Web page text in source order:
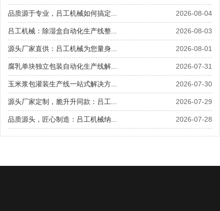
2026-08-04
品质源于专业，吕工机械如何搞定...
2026-08-03
吕工机械：除湿盒自动化生产线整...
2026-08-01
源头厂家直供：吕工机械为您量身...
2026-07-31
腐乳单块独立包装自动化生产线解...
2026-07-30
玉米浆包灌装生产线一站式解决方...
2026-07-29
源头厂家定制，脆升升同款：吕工...
2026-07-28
品质源头，匠心制造：吕工机械纳...